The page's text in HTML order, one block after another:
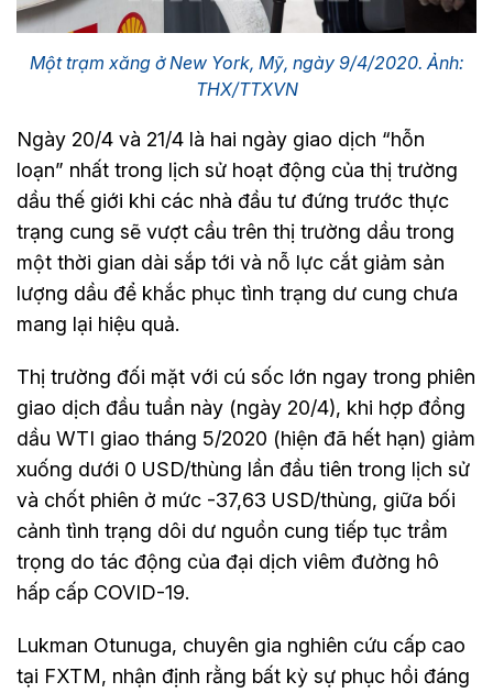
Một trạm xăng ở New York, Mỹ, ngày 9/4/2020. Ảnh:
THX/TTXVN
Ngày 20/4 và 21/4 là hai ngày giao dịch “hỗn
loạn” nhất trong lịch sử hoạt động của thị trường
dầu thế giới khi các nhà đầu tư đứng trước thực
trạng cung sẽ vượt cầu trên thị trường dầu trong
một thời gian dài sắp tới và nỗ lực cắt giảm sản
lượng dầu để khắc phục tình trạng dư cung chưa
mang lại hiệu quả.
Thị trường đối mặt với cú sốc lớn ngay trong phiên
giao dịch đầu tuần này (ngày 20/4), khi hợp đồng
dầu WTI giao tháng 5/2020 (hiện đã hết hạn) giảm
xuống dưới 0 USD/thùng lần đầu tiên trong lịch sử
và chốt phiên ở mức -37,63 USD/thùng, giữa bối
cảnh tình trạng dôi dư nguồn cung tiếp tục trầm
trọng do tác động của đại dịch viêm đường hô
hấp cấp COVID-19.
Lukman Otunuga, chuyên gia nghiên cứu cấp cao
tại FXTM, nhận định rằng bất kỳ sự phục hồi đáng